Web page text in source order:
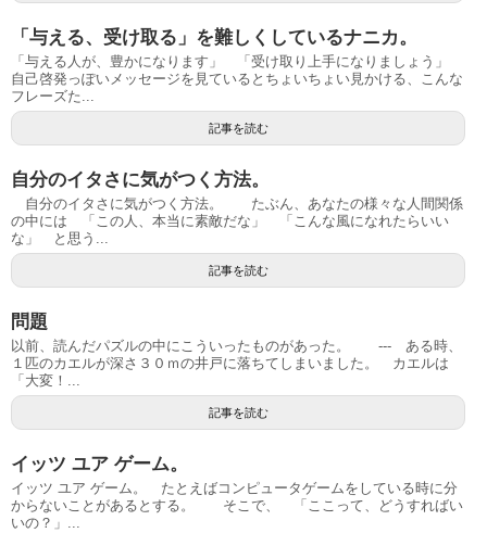
「与える、受け取る」を難しくしているナニカ。
「与える人が、豊かになります」 「受け取り上手になりましょう」
自己啓発っぽいメッセージを見ているとちょいちょい見かける、こんな
フレーズた...
記事を読む
自分のイタさに気がつく方法。
自分のイタさに気がつく方法。 たぶん、あなたの様々な人間関係
の中には 「この人、本当に素敵だな」 「こんな風になれたらいい
な」 と思う...
記事を読む
問題
以前、読んだパズルの中にこういったものがあった。 --- ある時、
１匹のカエルが深さ３０ｍの井戸に落ちてしまいました。 カエルは
「大変！...
記事を読む
イッツ ユア ゲーム。
イッツ ユア ゲーム。 たとえばコンピュータゲームをしている時に分
からないことがあるとする。 そこで、 「ここって、どうすればい
いの？」...